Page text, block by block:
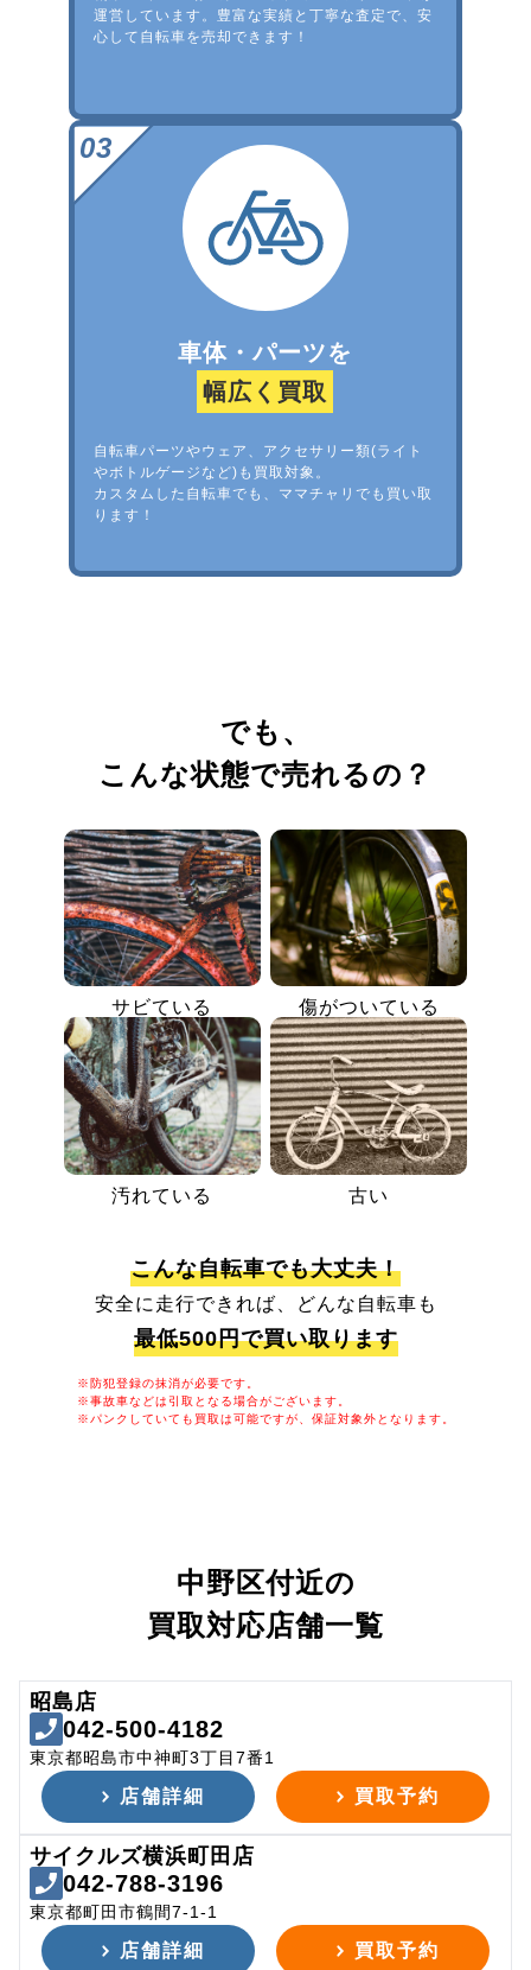
運営しています。豊富な実績と丁寧な査定で、安
心して自転車を売却できます！
車体・パーツを
幅広く買取
自転車パーツやウェア、アクセサリー類(ライト
やボトルゲージなど)も買取対象。
カスタムした自転車でも、ママチャリでも買い取
ります！
でも、
こんな状態で売れるの？
サビている 傷がついている
汚れている 古い
こんな自転車でも大丈夫！
安全に走行できれば、どんな自転車も
最低500円で買い取ります
※防犯登録の抹消が必要です。
※事故車などは引取となる場合がございます。
※パンクしていても買取は可能ですが、保証対象外となります。
中野区付近の
買取対応店舗一覧
昭島店
042-500-4182
東京都昭島市中神町3丁目7番1
店舗詳細 買取予約
サイクルズ横浜町田店
042-788-3196
東京都町田市鶴間7-1-1
店舗詳細 買取予約